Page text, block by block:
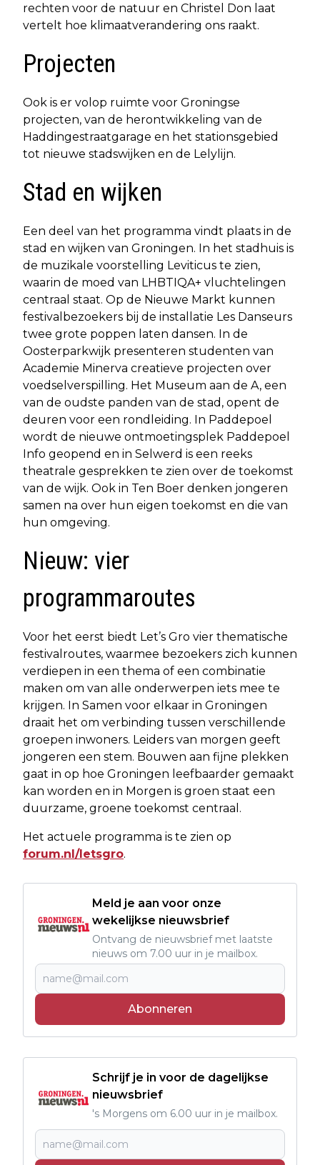
rechten voor de natuur en Christel Don laat
vertelt hoe klimaatverandering ons raakt.
Projecten
Ook is er volop ruimte voor Groningse
projecten, van de herontwikkeling van de
Haddingestraatgarage en het stationsgebied
tot nieuwe stadswijken en de Lelylijn.
Stad en wijken
Een deel van het programma vindt plaats in de
stad en wijken van Groningen. In het stadhuis is
de muzikale voorstelling Leviticus te zien,
waarin de moed van LHBTIQA+ vluchtelingen
centraal staat. Op de Nieuwe Markt kunnen
festivalbezoekers bij de installatie Les Danseurs
twee grote poppen laten dansen. In de
Oosterparkwijk presenteren studenten van
Academie Minerva creatieve projecten over
voedselverspilling. Het Museum aan de A, een
van de oudste panden van de stad, opent de
deuren voor een rondleiding. In Paddepoel
wordt de nieuwe ontmoetingsplek Paddepoel
Info geopend en in Selwerd is een reeks
theatrale gesprekken te zien over de toekomst
van de wijk. Ook in Ten Boer denken jongeren
samen na over hun eigen toekomst en die van
hun omgeving.
Nieuw: vier
programmaroutes
Voor het eerst biedt Let’s Gro vier thematische
festivalroutes, waarmee bezoekers zich kunnen
verdiepen in een thema of een combinatie
maken om van alle onderwerpen iets mee te
krijgen. In Samen voor elkaar in Groningen
draait het om verbinding tussen verschillende
groepen inwoners. Leiders van morgen geeft
jongeren een stem. Bouwen aan fijne plekken
gaat in op hoe Groningen leefbaarder gemaakt
kan worden en in Morgen is groen staat een
duurzame, groene toekomst centraal.
Het actuele programma is te zien op
forum.nl/letsgro.
Meld je aan voor onze
wekelijkse nieuwsbrief
Ontvang de nieuwsbrief met laatste
nieuws om 7.00 uur in je mailbox.
Abonneren
Schrijf je in voor de dagelijkse
nieuwsbrief
's Morgens om 6.00 uur in je mailbox.